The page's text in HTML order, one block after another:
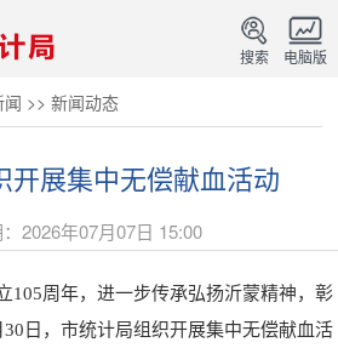
电脑版
搜索
闻 >>新闻动态
开展集中无偿献血活动
2026年07月07日 15:00
105周年，进一步传承弘扬沂蒙精神，彰
日，市统计局组织开展集中无偿献血活